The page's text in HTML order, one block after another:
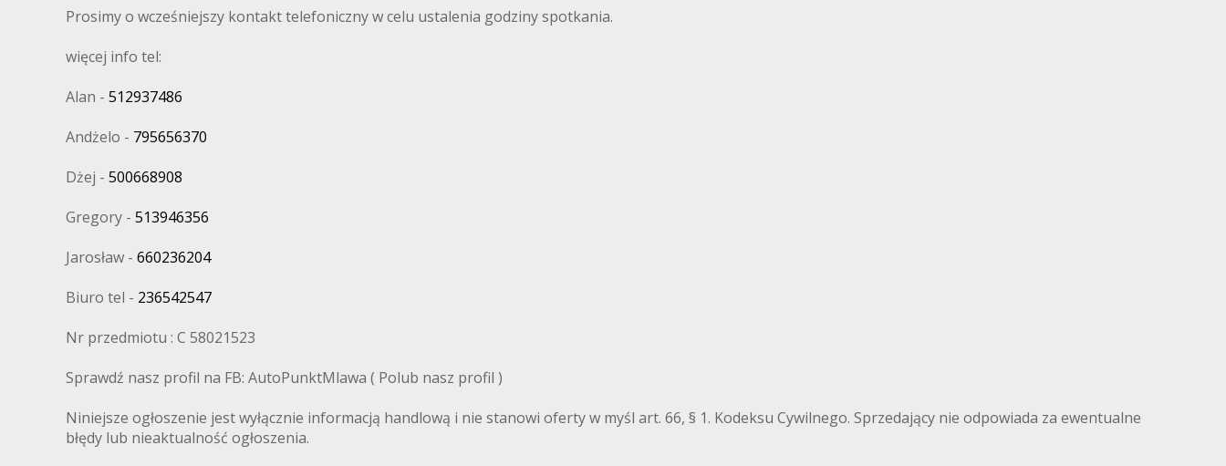
Prosimy o wcześniejszy kontakt telefoniczny w celu ustalenia godziny spotkania.
więcej info tel:
Alan - 512937486
Andżelo - 795656370
Dżej - 500668908
Gregory - 513946356
Jarosław - 660236204
Biuro tel - 236542547
Nr przedmiotu : C 58021523
Sprawdź nasz profil na FB: AutoPunktMlawa ( Polub nasz profil )
Niniejsze ogłoszenie jest wyłącznie informacją handlową i nie stanowi oferty w myśl art. 66, § 1. Kodeksu Cywilnego. Sprzedający nie odpowiada za ewentualne
błędy lub nieaktualność ogłoszenia.